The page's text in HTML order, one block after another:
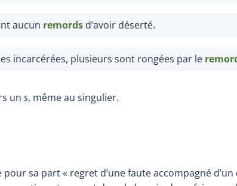
aucun remords d’avoir déserté.
incarcérées, plusieurs sont rongées par le
un s, même au singulier.
sa part « regret d’une faute accompagné d’un